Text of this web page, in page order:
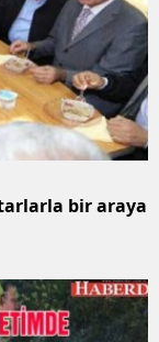
bir araya